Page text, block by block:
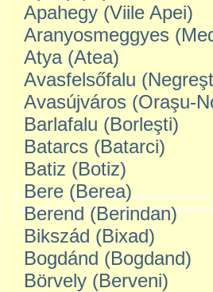
Apahegy (Viile Apei)
Aranyosmeggyes
Atya (Atea)
Avasfelsőfalu
Avasújváros (Oraşu-
Barlafalu (Borleşti)
Batarcs (Batarci)
Batiz (Botiz)
Bere (Berea)
Berend (Berindan)
Bikszád (Bixad)
Bogdánd (Bogdand)
Börvely (Berveni)